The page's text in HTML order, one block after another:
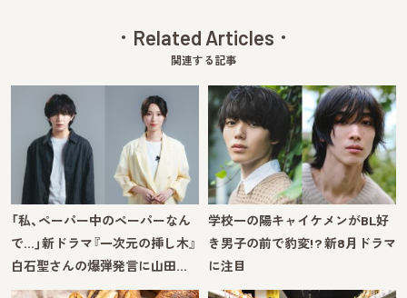
Related Articles
関連する記事
「私、ペーパー中のペーパーなん
で…」新ドラマ『一次元の挿し木』
白石聖さんの爆弾発言に山田…
学校一の陽キャイケメンがBL好
き男子の前で豹変!? 新8月ドラマ
に注目